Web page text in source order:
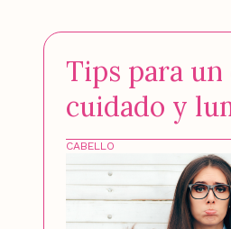
CABELLO
Tips para un
cuidado y